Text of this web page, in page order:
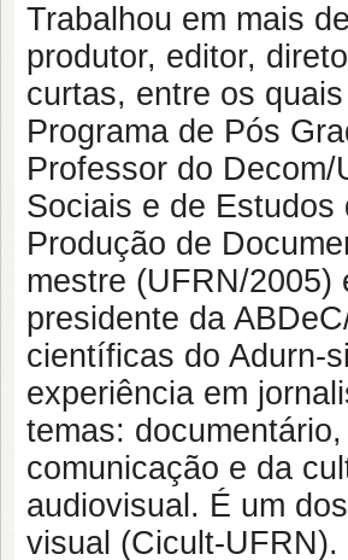
Trabalhou em mais
produtor, editor,
curtas, entre os
Programa de Pós
Professor do
Sociais e de
Produção de
mestre (UFRN/
presidente da
científicas do Adurn-
experiência em
temas:
comunicação e da
audiovisual. É um
visual (Cicult-